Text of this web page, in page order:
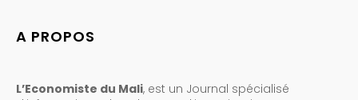
A PROPOS
L’Economiste du Mali, est un Journal spécialisé